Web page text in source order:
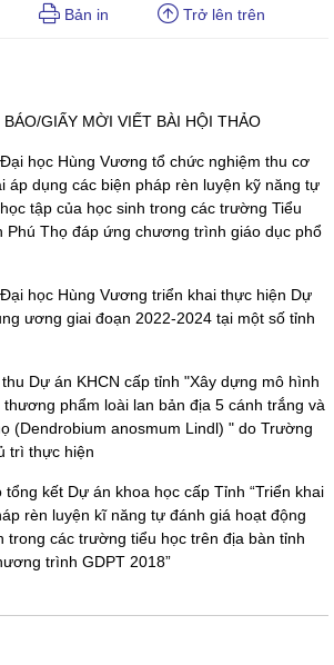
Bản in Trở lên trên
BÁO/GIẤY MỜI VIẾT BÀI HỘI THẢO
học Hùng Vương tổ chức nghiệm thu cơ
áp dụng các biện pháp rèn luyện kỹ năng tự
tập của học sinh trong các trường Tiểu
Phú Thọ đáp ứng chương trình giáo dục phổ
học Hùng Vương triển khai thực hiện Dự
ương giai đoạn 2022-2024 tại một số tỉnh
Dự án KHCN cấp tỉnh "Xây dựng mô hình
phẩm loài lan bản địa 5 cánh trắng và
(Dendrobium anosmum Lindl) " do Trường
trì thực hiện
tổng kết Dự án khoa học cấp Tỉnh “Triển khai
rèn luyện kĩ năng tự đánh giá hoạt động
trong các trường tiểu học trên địa bàn tỉnh
trình GDPT 2018”